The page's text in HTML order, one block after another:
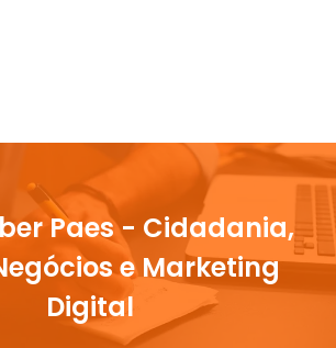
Paes - Cidadania,
e Marketing
Digital